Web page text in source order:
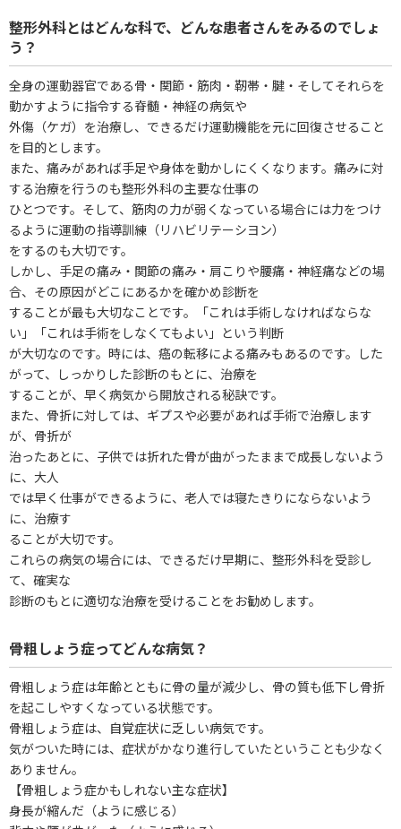
整形外科とはどんな科で、どんな患者さんをみるのでしょ
う？
全身の運動器官である骨・関節・筋肉・靭帯・腱・そしてそれらを
動かすように指令する脊髄・神経の病気や
外傷（ケガ）を治療し、できるだけ運動機能を元に回復させること
を目的とします。
また、痛みがあれば手足や身体を動かしにくくなります。痛みに対
する治療を行うのも整形外科の主要な仕事の
ひとつです。そして、筋肉の力が弱くなっている場合には力をつけ
るように運動の指導訓練（リハビリテーシヨン）
をするのも大切です。
しかし、手足の痛み・関節の痛み・肩こりや腰痛・神経痛などの場
合、その原因がどこにあるかを確かめ診断を
することが最も大切なことです。「これは手術しなければならな
い」「これは手術をしなくてもよい」という判断
が大切なのです。時には、癌の転移による痛みもあるのです。した
がって、しっかりした診断のもとに、治療を
することが、早く病気から開放される秘訣です。
また、骨折に対しては、ギプスや必要があれば手術で治療します
が、骨折が
治ったあとに、子供では折れた骨が曲がったままで成長しないよう
に、大人
では早く仕事ができるように、老人では寝たきりにならないよう
に、治療す
ることが大切です。
これらの病気の場合には、できるだけ早期に、整形外科を受診し
て、確実な
診断のもとに適切な治療を受けることをお勧めします。
骨粗しょう症ってどんな病気？
骨粗しょう症は年齢とともに骨の量が減少し、骨の質も低下し骨折
を起こしやすくなっている状態です。
骨粗しょう症は、自覚症状に乏しい病気です。
気がついた時には、症状がかなり進行していたということも少なく
ありません。
【骨粗しょう症かもしれない主な症状】
身長が縮んだ（ように感じる）